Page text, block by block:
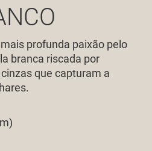
profunda paixão pelo
branca riscada por
que capturam a